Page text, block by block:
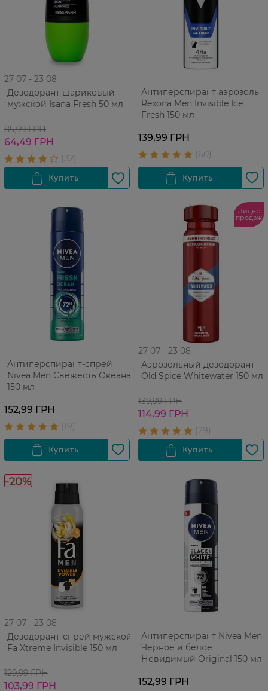
27 07 - 23 08
Дезодорант шариковый
мужской Isana Fresh 50 мл
85,99 ГРН
64,49 ГРН
Антиперспирант аэрозоль
Rexona Men Invisible Ice
Fresh 150 мл
139,99 ГРН
Антиперспирант-спрей
Nivea Men Свежесть Океана
150 мл
152,99 ГРН
Лидер
продаж
27 07 - 23 08
Аэрозольный дезодорант
Old Spice Whitewater 150 мл
139,99 ГРН
114,99 ГРН
-20%
27 07 - 23 08
Дезодорант-спрей мужской
Fa Xtreme Invisible 150 мл
129,99 ГРН
103,99 ГРН
Антиперспирант Nivea Men
Черное и белое
Невидимый Original 150 мл
152,99 ГРН